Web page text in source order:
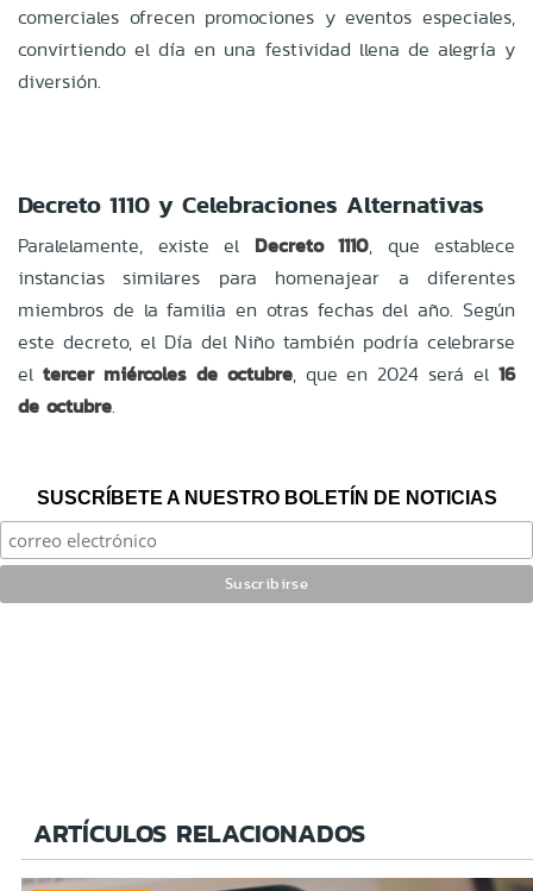
comerciales ofrecen promociones y eventos especiales,
convirtiendo el día en una festividad llena de alegría y
diversión.
Decreto 1110 y Celebraciones Alternativas
Paralelamente, existe el Decreto 1110, que establece
instancias similares para homenajear a diferentes
miembros de la familia en otras fechas del año. Según
este decreto, el Día del Niño también podría celebrarse
el tercer miércoles de octubre, que en 2024 será el16
de octubre.
SUSCRÍBETE A NUESTRO BOLETÍN DE NOTICIAS
ARTÍCULOS RELACIONADOS